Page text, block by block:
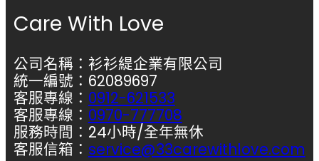
Care With Love
公司名稱：衫衫緹企業有限公司
統一編號：62089697
客服專線： 0912-621533
客服專線： 0970-777708
服務時間：24小時/全年無休
客服信箱： service@33carewithlove.com